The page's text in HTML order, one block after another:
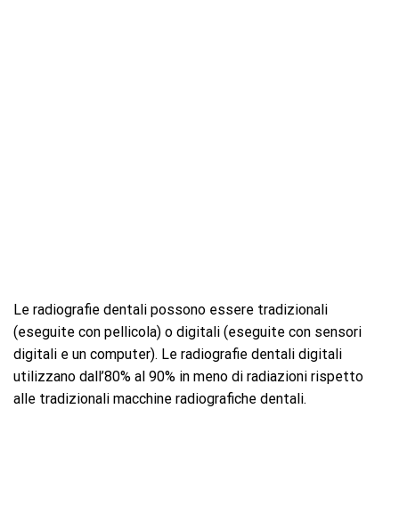
Le radiografie dentali possono essere tradizionali
(eseguite con pellicola) o digitali (eseguite con sensori
digitali e un computer). Le radiografie dentali digitali
utilizzano dall’80% al 90% in meno di radiazioni rispetto
alle tradizionali macchine radiografiche dentali.